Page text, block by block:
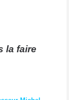
la faire